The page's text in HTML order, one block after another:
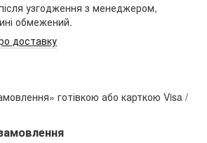
узгодження з менеджером,
обмежений.
доставку
готівкою або карткою Visa /